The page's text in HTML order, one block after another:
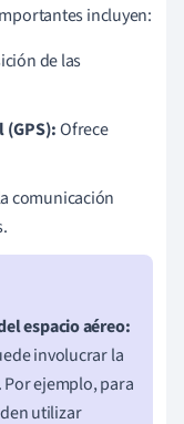
incluyen:
de las
(GPS):Ofrece
comunicación
espacio aéreo:
involucrar la
ejemplo, para
utilizar